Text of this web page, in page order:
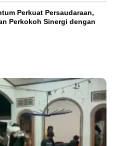
Perkuat Persaudaraan,
Perkokoh Sinergi dengan